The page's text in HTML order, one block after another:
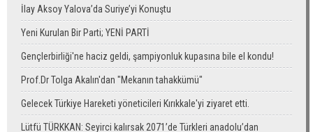
İlay Aksoy Yalova’da Suriye’yi Konuştu
Yeni Kurulan Bir Parti; YENİ PARTİ
Gençlerbirliği'ne haciz geldi, şampiyonluk kupasına bile el kondu!
Prof.Dr Tolga Akalın'dan "Mekanın tahakkümü"
Gelecek Türkiye Hareketi yöneticileri Kırıkkale'yi ziyaret etti.
Lütfü TÜRKKAN: Seyirci kalırsak 2071’de Türkleri anadolu’dan